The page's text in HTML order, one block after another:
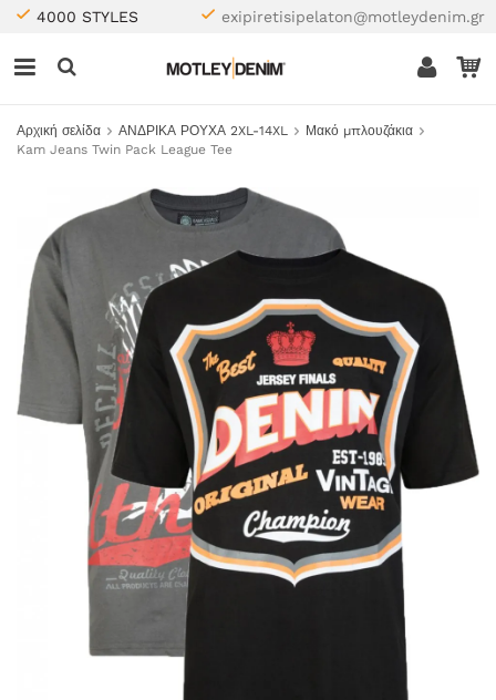
4000 STYLES exipiretisipelaton@motleydenim.gr
Αρχική σελίδα ΑΝΔΡΙΚΑ ΡΟΥΧΑ 2XL-14XL
Μακό μπλουζάκια
Kam Jeans Twin Pack League Tee